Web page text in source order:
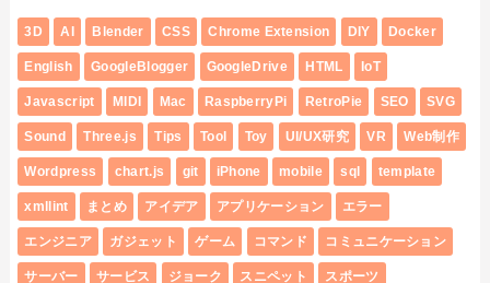
3D AI Blender CSS Chrome Extension DIY Docker
English GoogleBlogger GoogleDrive HTML IoT
Javascript MIDI Mac RaspberryPi RetroPie SEO SVG
Sound Three.js Tips Tool Toy UI/UX研究 VR Web制作
Wordpress chart.js git iPhone mobile sql template
xmllint まとめ アイデア アプリケーション エラー
エンジニア ガジェット ゲーム コマンド コミュニケーション
サーバー サービス ジョーク スニペット スポーツ